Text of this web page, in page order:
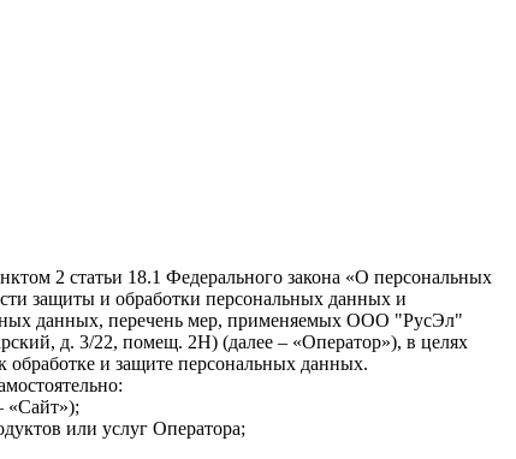
2 статьи 18.1 Федерального закона «О персональных
защиты и обработки персональных данных и
данных, перечень мер, применяемых ООО "РусЭл"
д. 3/22, помещ. 2Н⁠) (далее – «Оператор»), в целях
обработке и защите персональных данных.
«Сайт»);
или услуг Оператора;